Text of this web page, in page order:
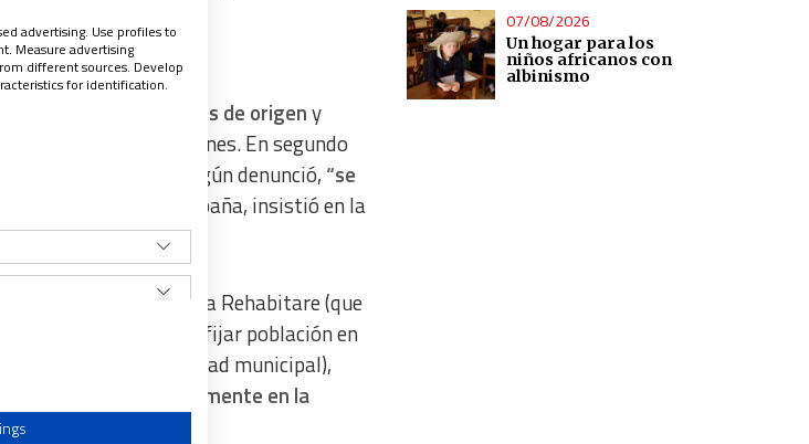
en los países de origeny
en estas regiones. En segundo
personas y que, según denunció, “se
ya están en España, insistió en la
Valladolid al Programa Rehabitare (que
de la Comunidad y fijar población en
que sean de titularidad municipal),
ya participa activamente en la
07/08/2026
Un hogar para los
niños africanos con
albinismo
advertising. Use profiles to
Measure advertising
different sources. Develop
for identification.